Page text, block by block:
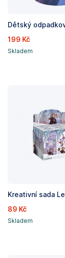
199 Kč
Skladem
89 Kč
Skladem